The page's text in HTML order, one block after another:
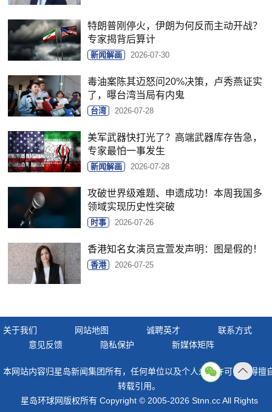
特朗普刚停火，伊朗为何反而主动开战？
专家揭背后算计
新闻解画 2026-07-30
毒油案陈其迈怒问20%决策，卢秀燕证实
了，曝台湾当局有内鬼
台湾 2026-07-28
美军武器快打光了？高端武器库存告急，
专家最怕一事发生
新闻解画 2026-07-28
攻破世界级难题、申遗成功！本周我国多
领域实现历史性突破
时事 2026-07-26
香港知名女演员宣萱发声明：图是假的！
香港 2026-07-25
关于我们 网站地图 诚聘英才
联系方式
意见反馈
隐私保护 新媒体矩阵
本网站内容归星岛新闻集团所有，任何单位以及个人未经许可，不得擅
转载引用。
星岛环球网版权所有 Copyright © 2005-2026 Stnn.cc All Rights
顶部